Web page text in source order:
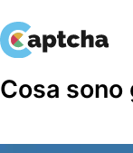
al
al
Cosa